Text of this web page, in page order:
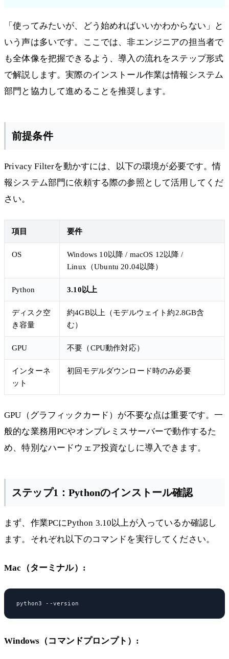
「使ってみたいが、どう始めればいいかわからない」と
いう声は多いです。ここでは、非エンジニアの担当者で
も全体像を把握できるよう、導入の流れをステップ形式
で解説します。実際のインストール作業は情報システム
部門と協力して進めることを推奨します。
前提条件
Privacy Filterを動かすには、以下の環境が必要です。情
報システム部門に依頼する際の参照として活用してくだ
さい。
項目 要件
OS
Windows 10以降 / macOS 12以降 /
Linux（Ubuntu 20.04以降）
Python 3.10以上
ディスク空
き容量
約4GB以上（モデルウェイト約2.8GB含
む）
GPU 不要（CPU動作対応）
インターネ
ット
初回モデルダウンロード時のみ必要
GPU（グラフィックカード）が不要な点は重要です。一
般的な業務用PCやオンプレミスサーバーで動作するた
め、特別なハードウェア投資なしに導入できます。
ステップ1：Pythonのインストール確認
まず、作業PCにPython 3.10以上が入っているか確認し
ます。それぞれ以下のコマンドを実行してください。
Mac（ターミナル）:
Windows（コマンドプロンプト）: